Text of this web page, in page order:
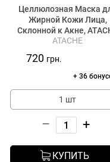
Целлюлозная Маска
Жирной Кожи Лица,
Склонной к Акне,
Purifying Clear Skin
ATACHE
720 грн.
+ 36
1 шт
– +
КУПИТЬ